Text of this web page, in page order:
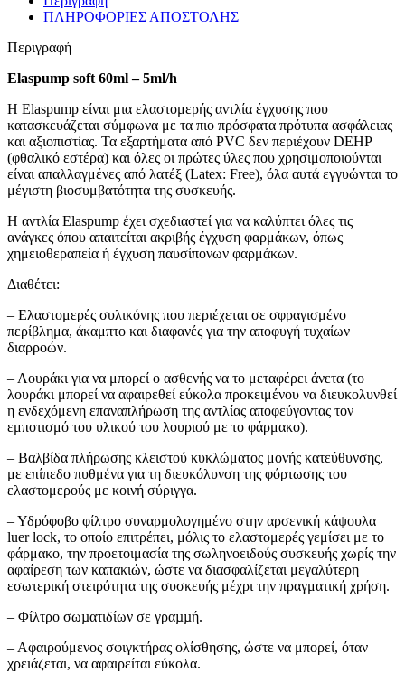
ΠΛΗΡΟΦΟΡΙΕΣ ΑΠΟΣΤΟΛΗΣ
Περιγραφή
Elaspump soft 60ml – 5ml/h
Η Elaspump είναι μια ελαστομερής αντλία έγχυσης που
κατασκευάζεται σύμφωνα με τα πιο πρόσφατα πρότυπα ασφάλειας
και αξιοπιστίας. Τα εξαρτήματα από PVC δεν περιέχουν DEHP
(φθαλικό εστέρα) και όλες οι πρώτες ύλες που χρησιμοποιούνται
είναι απαλλαγμένες από λατέξ (Latex: Free), όλα αυτά εγγυώνται το
μέγιστη βιοσυμβατότητα της συσκευής.
Η αντλία Elaspump έχει σχεδιαστεί για να καλύπτει όλες τις
ανάγκες όπου απαιτείται ακριβής έγχυση φαρμάκων, όπως
χημειοθεραπεία ή έγχυση παυσίπονων φαρμάκων.
Διαθέτει:
– Ελαστομερές συλικόνης που περιέχεται σε σφραγισμένο
περίβλημα, άκαμπτο και διαφανές για την αποφυγή τυχαίων
διαρροών.
– Λουράκι για να μπορεί ο ασθενής να το μεταφέρει άνετα (το
λουράκι μπορεί να αφαιρεθεί εύκολα προκειμένου να διευκολυνθεί
η ενδεχόμενη επαναπλήρωση της αντλίας αποφεύγοντας τον
εμποτισμό του υλικού του λουριού με το φάρμακο).
– Βαλβίδα πλήρωσης κλειστού κυκλώματος μονής κατεύθυνσης,
με επίπεδο πυθμένα για τη διευκόλυνση της φόρτωσης του
ελαστομερούς με κοινή σύριγγα.
– Υδρόφοβο φίλτρο συναρμολογημένο στην αρσενική κάψουλα
luer lock, το οποίο επιτρέπει, μόλις το ελαστομερές γεμίσει με το
φάρμακο, την προετοιμασία της σωληνοειδούς συσκευής χωρίς την
αφαίρεση των καπακιών, ώστε να διασφαλίζεται μεγαλύτερη
εσωτερική στειρότητα της συσκευής μέχρι την πραγματική χρήση.
– Φίλτρο σωµατιδίων σε γραµµή.
– Αφαιρούμενος σφιγκτήρας ολίσθησης, ώστε να μπορεί, όταν
χρειάζεται, να αφαιρείται εύκολα.